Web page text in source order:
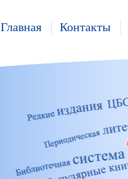
Главная Контакты